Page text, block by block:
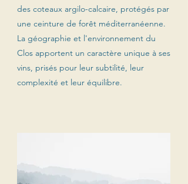
des coteaux argilo-calcaire, protégés par
une ceinture de forêt méditerranéenne.
La géographie et l'environnement du
Clos apportent un caractère unique à ses
vins, prisés pour leur subtilité, leur
complexité et leur équilibre.